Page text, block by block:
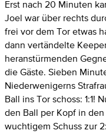
Erst nach 20 Minuten
Joel war über rechts
frei vor dem Tor etwas
dann vertändelte
heranstürmenden
die Gäste. Sieben
Niederwenigerns
Ball ins Tor schoss: 1:1!
den Ball per Kopf in
wuchtigem Schuss zur